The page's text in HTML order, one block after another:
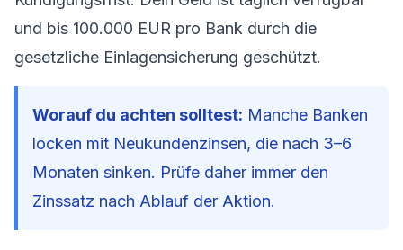
und bis 100.000 EUR pro Bank durch die
gesetzliche Einlagensicherung geschützt.
Worauf du achten solltest: Manche Banken
locken mit Neukundenzinsen, die nach 3–6
Monaten sinken. Prüfe daher immer den
Zinssatz nach Ablauf der Aktion.